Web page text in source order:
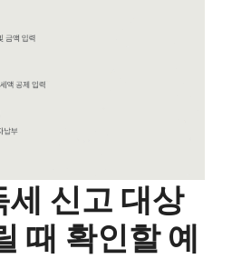
세 신고 대상
때 확인할 예